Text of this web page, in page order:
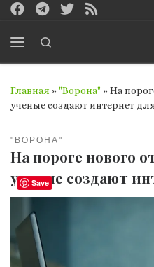
Перейти к содержимому
Главная » "Ворона" » На
ученые создают интернет
"ВОРОНА"
На пороге нового
ученые создают
Save